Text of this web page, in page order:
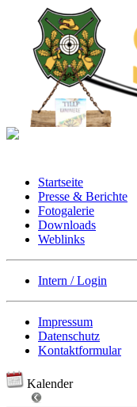
Startseite
Presse & Berichte
Fotogalerie
Downloads
Weblinks
Intern / Login
Impressum
Datenschutz
Kontaktformular
Kalender